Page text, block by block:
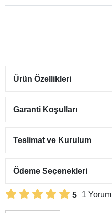
Ürün Özellikleri
Garanti Koşulları
Teslimat ve Kurulum
Ödeme Seçenekleri
5 1 Yorum